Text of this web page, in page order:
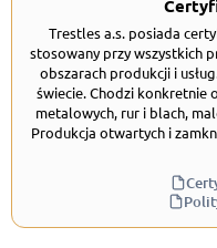
Trestles a.s. posiada
stosowany przy wszystkich
obszarach produkcji i
świecie. Chodzi
metalowych, rur i blach,
Produkcja otwartych i